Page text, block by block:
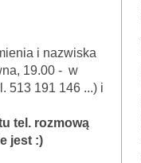
i nazwiska
19.00 - w
513 191 146 ...) i
tel. rozmową
jest :)